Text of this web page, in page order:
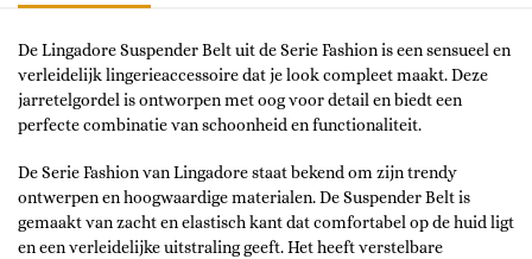
De Lingadore Suspender Belt uit de Serie Fashion is een sensueel en
verleidelijk lingerieaccessoire dat je look compleet maakt. Deze
jarretelgordel is ontworpen met oog voor detail en biedt een
perfecte combinatie van schoonheid en functionaliteit.
De Serie Fashion van Lingadore staat bekend om zijn trendy
ontwerpen en hoogwaardige materialen. De Suspender Belt is
gemaakt van zacht en elastisch kant dat comfortabel op de huid ligt
en een verleidelijke uitstraling geeft. Het heeft verstelbare